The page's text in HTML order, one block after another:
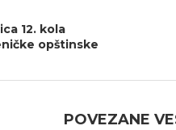
12. kola
opštinske
POVEZANE